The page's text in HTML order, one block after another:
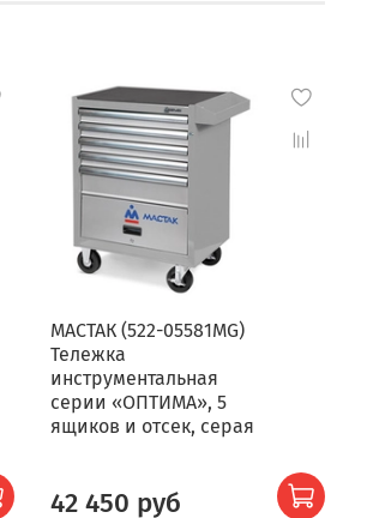
МАСТАК (522-05581MG)
Тележка
инструментальная
серии «ОПТИМА», 5
ящиков и отсек, серая
42 450 руб